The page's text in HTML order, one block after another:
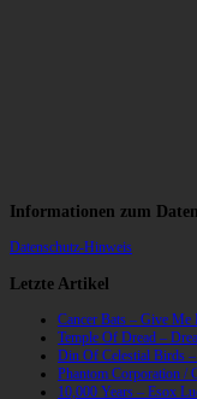
Informationen zum
Datenschutz-Hinweis
Letzte Artikel
Cancer Bats – Give Me
Temple Of Dread –
Din Of Celestial Birds
Phantom Corporation /
10,000 Years – Esox